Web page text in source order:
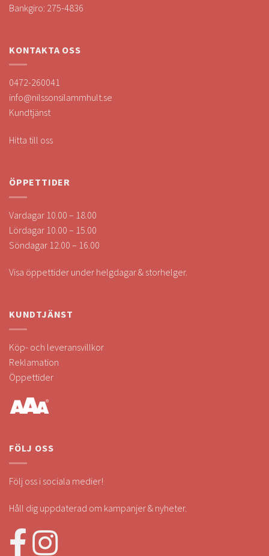
Bankgiro: 275-4836
KONTAKTA OSS
0472-260041
info@nilssonsilammhult.se
Kundtjänst
Hitta till oss
ÖPPETTIDER
Vardagar 10.00 – 18.00
Lördagar 10.00 – 15.00
Söndagar 12.00 – 16.00
Visa öppettider under helgdagar & storhelger.
KUNDTJÄNST
Köp- och leveransvillkor
Reklamation
Öppettider
FÖLJ OSS
Följ oss i sociala medier!
Håll dig uppdaterad om kampanjer & nyheter.